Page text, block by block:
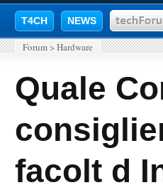
T4CH NEWS
Forum > Hardware
Quale
facolt d